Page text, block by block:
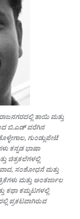
ತಾಯಿ ಮತ್ತು
ಬಿ.ಎಡ್ ವರೆಗಿನ
ಗುಂಡ್ಲುಪೇಟೆ
ಕನ್ನಡ ಭಾಷಾ
ಚಿತ್ರಕಲೆಗಳಲ್ಲಿ
ಸಂಶೋಧನೆ ಮತ್ತು
ಮತ್ತು ಅಂತರ್ಜಾಲ
ಕಥಾ ಕಮ್ಮಟಗಳಲ್ಲಿ
ಪ್ರಕಟವಾಗಿರುವ